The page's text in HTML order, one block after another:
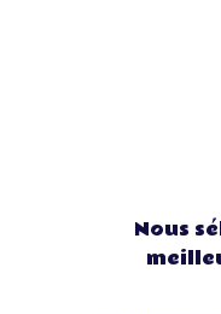
Nous